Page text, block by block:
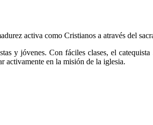
activa como Cristianos a através del
y jóvenes. Con fáciles clases, el
activamente en la misión de la iglesia.